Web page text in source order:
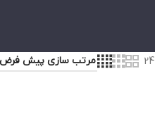
24